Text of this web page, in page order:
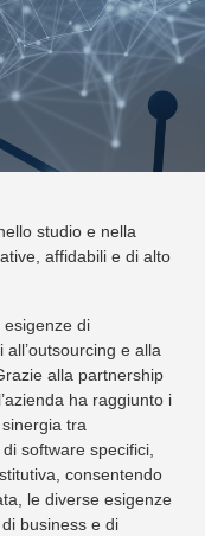
studio e nella
affidabili e di alto
di
e alla
alla partnership
ha raggiunto i
tra
software specifici,
consentendo
le diverse esigenze
business e di